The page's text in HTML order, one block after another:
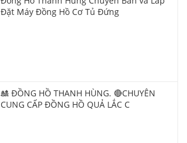
Đặt Máy Đồng Hồ Cơ Tủ Đứng
🎎 ĐỒNG HỒ THANH HÙNG. 🔴CHUYÊN
CUNG CẤP ĐỒNG HỒ QUẢ LẮC C